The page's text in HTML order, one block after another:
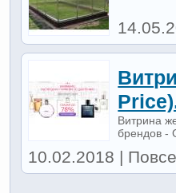
Витрина
брендов -
10.02.2018 |